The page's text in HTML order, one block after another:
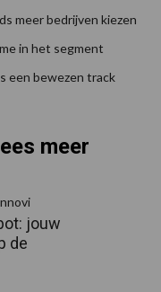
meer bedrijven kiezen
in het segment
een bewezen track
meer
jouw
de